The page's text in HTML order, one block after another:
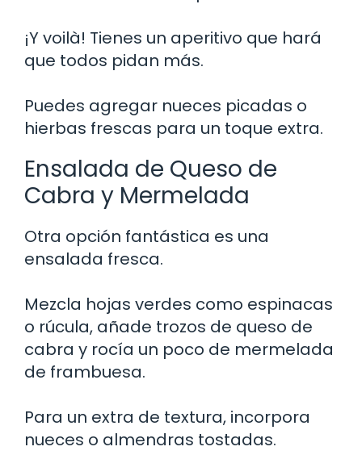
¡Y voilà! Tienes un aperitivo que hará
que todos pidan más.
Puedes agregar nueces picadas o
hierbas frescas para un toque extra.
Ensalada de Queso de
Cabra y Mermelada
Otra opción fantástica es una
ensalada fresca.
Mezcla hojas verdes como espinacas
o rúcula, añade trozos de queso de
cabra y rocía un poco de mermelada
de frambuesa.
Para un extra de textura, incorpora
nueces o almendras tostadas.